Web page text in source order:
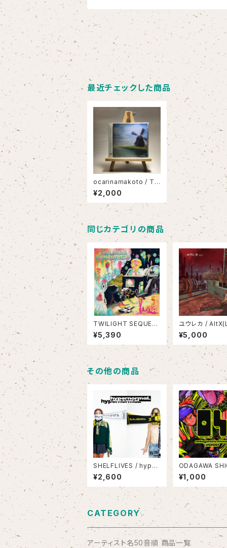
最近チェックした商品
ocarinamakoto / To
ol-Assisted Super L
ife
¥2,000
同じカテゴリの商品
TWILIGHT SEQUEN
CE / OUTLINE OF N
ATURE(LP)
¥5,390
ユウレカ /
¥5,000
その他の商品
SHELFLIVES / hyper
normaL
¥2,600
ODAGAWA
2000
¥1,000
CATEGORY
アーティスト名50音順 商品一覧